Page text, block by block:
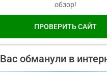
обзор!
ПРОВЕРИТЬ САЙТ
Вас обманули в